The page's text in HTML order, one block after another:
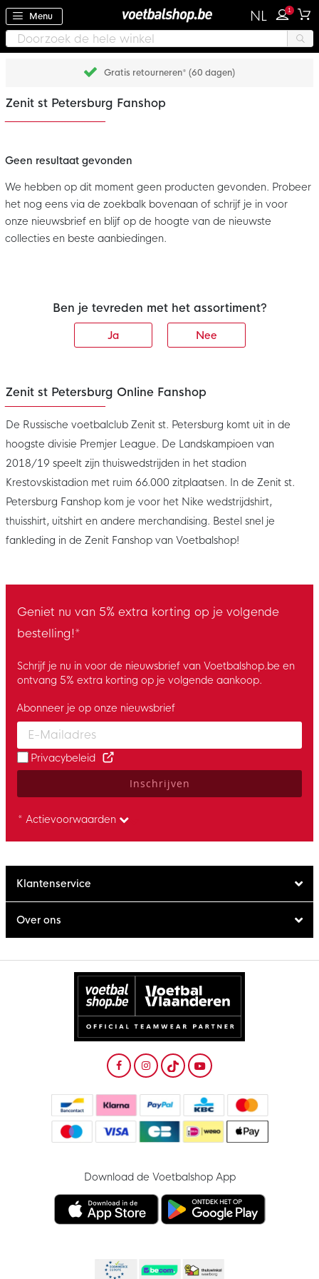
Menu NL 1
Gratis retourneren* (60 dagen)
Zenit st Petersburg Fanshop
Geen resultaat gevonden
We hebben op dit moment geen producten gevonden. Probeer
het nog eens via de zoekbalk bovenaan of schrijf je in voor
onze nieuwsbrief en blijf op de hoogte van de nieuwste
collecties en beste aanbiedingen.
Ben je tevreden met het assortiment?
Ja Nee
Zenit st Petersburg Online Fanshop
De Russische voetbalclub Zenit st. Petersburg komt uit in de
hoogste divisie Premjer League. De Landskampioen van
2018/19 speelt zijn thuiswedstrijden in het stadion
Krestovskistadion met ruim 66.000 zitplaatsen. In de Zenit st.
Petersburg Fanshop kom je voor het Nike wedstrijdshirt,
thuisshirt, uitshirt en andere merchandising. Bestel snel je
fankleding in de Zenit Fanshop van Voetbalshop!
Geniet nu van 5% extra korting op je volgende
bestelling!*
Schrijf je nu in voor de nieuwsbrief van Voetbalshop.be en
ontvang 5% extra korting op je volgende aankoop.
Enter your email and accept the privacy policy to subscribe to
Abonneer je op onze nieuwsbrief
Privacybeleid
Inschrijven
* Actievoorwaarden
Klantenservice
Over ons
Download de Voetbalshop App